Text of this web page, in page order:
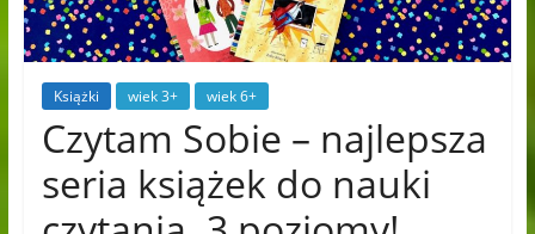
Książki wiek 3+ wiek 6+
Czytam Sobie – najlepsza
seria książek do nauki